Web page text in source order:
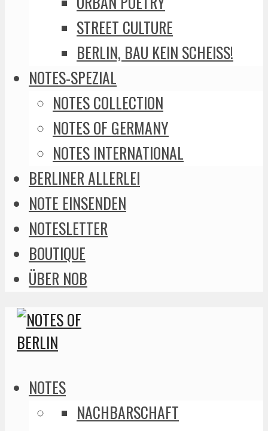
STREET CULTURE
BERLIN, BAU KEIN SCHEISS!
NOTES-SPEZIAL
NOTES COLLECTION
NOTES OF GERMANY
NOTES INTERNATIONAL
BERLINER ALLERLEI
NOTE EINSENDEN
NOTESLETTER
BOUTIQUE
ÜBER NOB
NOTES
NACHBARSCHAFT